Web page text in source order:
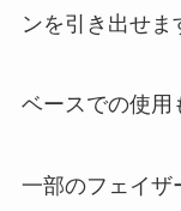
ンを引き出せま
ベースでの使用
一部のフェイザ